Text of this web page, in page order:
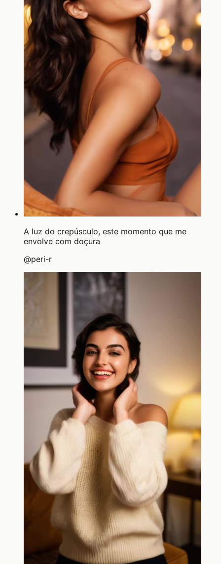
A luz do crepúsculo, este momento que me
envolve com doçura
@peri-r